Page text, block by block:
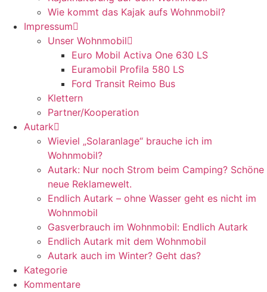
Wie kommt das Kajak aufs Wohnmobil?
Impressum
Unser Wohnmobil
Euro Mobil Activa One 630 LS
Euramobil Profila 580 LS
Ford Transit Reimo Bus
Klettern
Partner/Kooperation
Autark
Wieviel „Solaranlage“ brauche ich im
Wohnmobil?
Autark: Nur noch Strom beim Camping? Schöne
neue Reklamewelt.
Endlich Autark – ohne Wasser geht es nicht im
Wohnmobil
Gasverbrauch im Wohnmobil: Endlich Autark
Endlich Autark mit dem Wohnmobil
Autark auch im Winter? Geht das?
Kategorie
Kommentare